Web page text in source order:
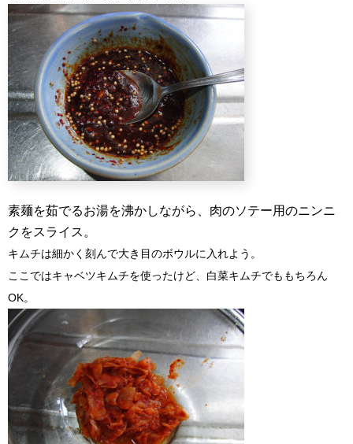
素麺を茹でるお湯を沸かしながら、肉のソテー用のニンニ
クをスライス。
キムチは細かく刻んで大き目のボウルに入れよう。
ここではキャベツキムチを使ったけど、白菜キムチでももちろん
OK。